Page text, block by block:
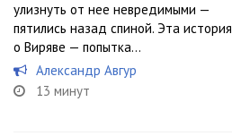
улизнуть от нее невредимыми —
пятились назад спиной. Эта история
о Виряве — попытка...
Александр Авгур
13 минут